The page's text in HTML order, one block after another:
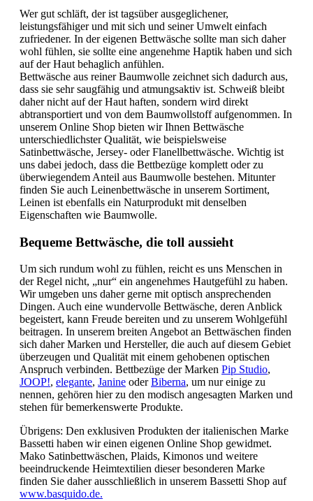
Wer gut schläft, der ist tagsüber ausgeglichener,
leistungsfähiger und mit sich und seiner Umwelt einfach
zufriedener. In der eigenen Bettwäsche sollte man sich daher
wohl fühlen, sie sollte eine angenehme Haptik haben und sich
auf der Haut behaglich anfühlen.
Bettwäsche aus reiner Baumwolle zeichnet sich dadurch aus,
dass sie sehr saugfähig und atmungsaktiv ist. Schweiß bleibt
daher nicht auf der Haut haften, sondern wird direkt
abtransportiert und von dem Baumwollstoff aufgenommen. In
unserem Online Shop bieten wir Ihnen Bettwäsche
unterschiedlichster Qualität, wie beispielsweise
Satinbettwäsche, Jersey- oder Flanellbettwäsche. Wichtig ist
uns dabei jedoch, dass die Bettbezüge komplett oder zu
überwiegendem Anteil aus Baumwolle bestehen. Mitunter
finden Sie auch Leinenbettwäsche in unserem Sortiment,
Leinen ist ebenfalls ein Naturprodukt mit denselben
Eigenschaften wie Baumwolle.
Bequeme Bettwäsche, die toll aussieht
Um sich rundum wohl zu fühlen, reicht es uns Menschen in
der Regel nicht, „nur“ ein angenehmes Hautgefühl zu haben.
Wir umgeben uns daher gerne mit optisch ansprechenden
Dingen. Auch eine wundervolle Bettwäsche, deren Anblick
begeistert, kann Freude bereiten und zu unserem Wohlgefühl
beitragen. In unserem breiten Angebot an Bettwäschen finden
sich daher Marken und Hersteller, die auch auf diesem Gebiet
überzeugen und Qualität mit einem gehobenen optischen
Anspruch verbinden. Bettbezüge der Marken Pip Studio,
JOOP!, elegante, Janine oderBiberna, um nur einige zu
nennen, gehören hier zu den modisch angesagten Marken und
stehen für bemerkenswerte Produkte.
Übrigens: Den exklusiven Produkten der italienischen Marke
Bassetti haben wir einen eigenen Online Shop gewidmet.
Mako Satinbettwäschen, Plaids, Kimonos und weitere
beeindruckende Heimtextilien dieser besonderen Marke
finden Sie daher ausschließlich in unserem Bassetti Shop auf
www.basquido.de.